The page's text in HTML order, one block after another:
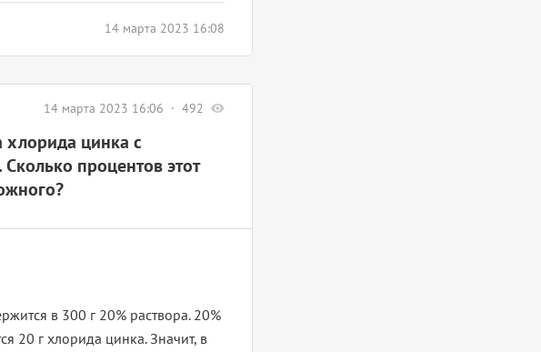
14 марта 2023 16:08
14 марта 2023 16:06 492
хлорида цинка с
процентов этот
в 300 г 20% раствора. 20%
20 г хлорида цинка. Значит, в